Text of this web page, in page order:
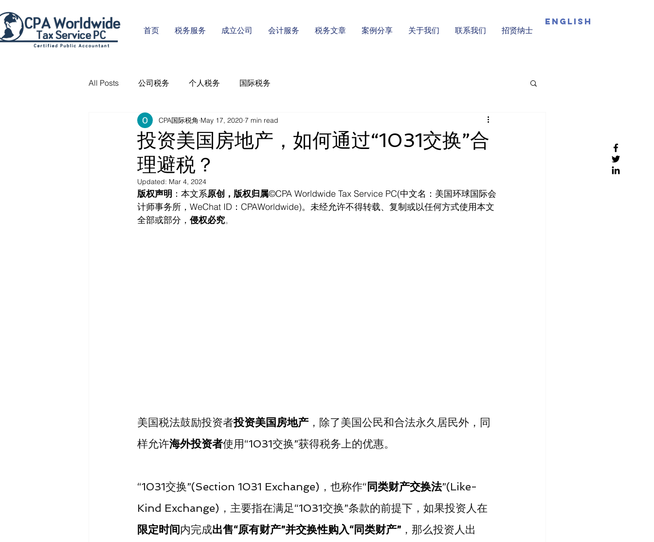
首页 税务服务 成立公司 会计服务 税务文章 案例分享 关于我们 联系我们 招贤纳士
English
All Posts 公司税务 个人税务 国际税务
投资美国房地产，如何通过“1031交换”合
理避税？
CPA国际税角 May 17, 2020 7 min read
Updated: Mar 4, 2024
版权声明 ：本文系原创，版权归属©CPA Worldwide Tax Service PC(中文名：美国环球国际会
计师事务所，WeChat ID：CPAWorldwide)。未经允许不得转载、复制或以任何方式使用本文
全部或部分， 侵权必究。
美国税法鼓励投资者投资美国房地产 ，除了美国公民和合法永久居民外，同
样允许海外投资者使用“1031交换”获得税务上的优惠。
“1031交换”(Section 1031 Exchange)，也称作“同类财产交换法”(Like-
Kind Exchange)，主要指在满足“1031交换”条款的前提下，如果投资人在
限定时间内完成出售“原有财产”并交换性购入“同类财产” ，那么投资人出